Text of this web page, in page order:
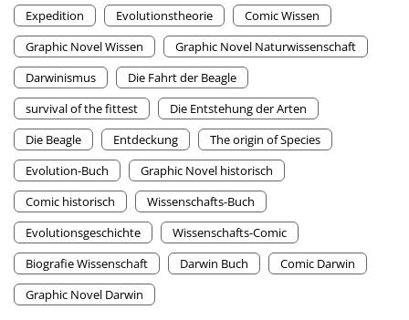
Expedition
Evolutionstheorie
Comic Wissen
Graphic Novel Wissen
Graphic Novel Naturwissenschaft
Darwinismus
Die Fahrt der Beagle
survival of the fittest
Die Entstehung der Arten
Die Beagle
Entdeckung
The origin of Species
Evolution-Buch
Graphic Novel historisch
Comic historisch
Wissenschafts-Buch
Evolutionsgeschichte
Wissenschafts-Comic
Biografie Wissenschaft
Darwin Buch
Comic Darwin
Graphic Novel Darwin